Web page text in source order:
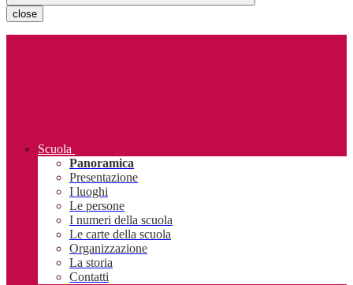
close
Scuola
Panoramica
Presentazione
I luoghi
Le persone
I numeri della scuola
Le carte della scuola
Organizzazione
La storia
Contatti